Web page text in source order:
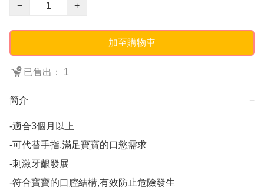
−
+
加至購物車
已售出： 1
簡介 −
-適合3個月以上
-可代替手指,滿足寶寶的口慾需求
-刺激牙齦發展
-符合寶寶的口腔結構,有效防止危險發生